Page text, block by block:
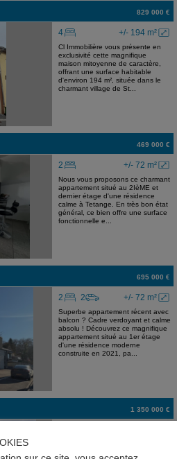
829 000 €
+/- 194 m²
4
Cl Immobilière vous présente en
exclusivité cette magnifique
maison mitoyenne de caractère,
offrant une surface habitable
d'environ 194 m², située dans le
charmant village de St...
469 000 €
+/- 72 m²
2
Nous vous proposons ce charmant
appartement situé au 2IèME et
dernier étage d'une résidence
calme à Tetange. En très bon état
général, ce bien offre une surface
fonctionnelle e...
695 000 €
+/- 72 m²
2 2
Superbe appartement récent avec
balcon ? Cadre verdoyant et calme
absolu ! Découvrez ce magnifique
appartement situé au 1er étage
d'une résidence moderne
construite en 2021, pa...
1 350 000 €